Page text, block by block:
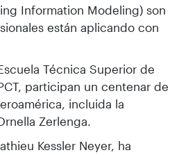
Information Modeling) son
están aplicando con
Técnica Superior de
participan un centenar de
incluida la
Zerlenga.
Kessler Neyer, ha